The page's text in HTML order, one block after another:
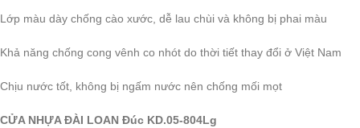
Lớp màu dày chống cào xước, dễ lau chùi và không bị phai màu
Khả năng chống cong vênh co nhót do thời tiết thay đổi ở Việt Nam
Chịu nước tốt, không bị ngấm nước nên chống mối mọt
CỬA NHỰA ĐÀI LOAN Đúc KD.05-804Lg